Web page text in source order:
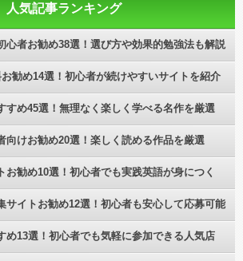
人気記事ランキング
心者お勧め38選！選び方や効果的勉強法も解説
勧め14選！初心者が続けやすいサイトを紹介
すめ45選！無理なく楽しく学べる名作を厳選
向けお勧め20選！楽しく読める作品を厳選
お勧め10選！初心者でも実践英語が身につく
サイトお勧め12選！初心者も安心して応募可能
め13選！初心者でも気軽に参加できる人気店